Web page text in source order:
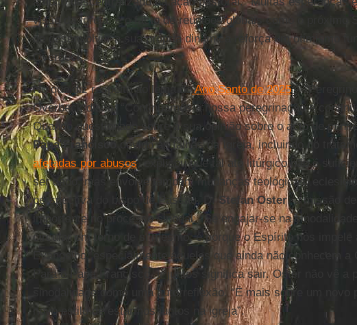
visão da Igreja, e o facto de reuniões globais como o próximo
de desenvolver a sua própria dinâmica reforça um otimismo
Overbeck.
No que diz respeito ao lema doAno Santo de 2025–
Overbeck disse: “Continuamos a nossa peregrinação e
Quando questionado sobre a sua opinião sobre o acto de
Papa Francisco
devido às falhas da Igreja, incluindo no
afetadas por abusos, explicou que tal ato litúrgico não é
ser dado, mas envolve também mudanças teológicas,
perspectiva do bispo de Passau, D. Stefan Oster, a missão
importante no processo sinodal. “Se engajar-se na
circular em torno de si mesmo, é porque o Espírito nos impele
Evangelho, especialmente àqueles que ainda não conhecem a
Para o Papa Francisco, ir juntos significa sair. Oster não vê a
sinodalidade como uma autorreflexão. “É mais sobre um novo
novo estilo de estarmos juntos na igreja”.